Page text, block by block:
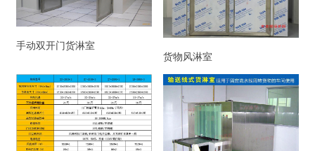
手动双开门货淋室
货物风淋室